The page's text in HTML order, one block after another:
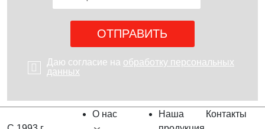
Даю согласие на обработку персональных
данных
О нас
Наша
Контакты